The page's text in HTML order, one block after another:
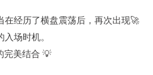
在经历了横盘震荡后，再次出现🚀
场时机。
完美结合 💡